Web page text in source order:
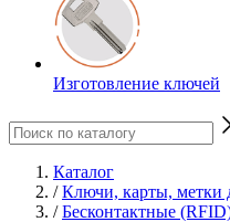
Изготовление ключей
Каталог
/ Ключи, карты,
/ Бесконтактные